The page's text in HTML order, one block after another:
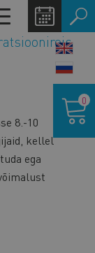
navigation
8.-10
kellel
ega
0